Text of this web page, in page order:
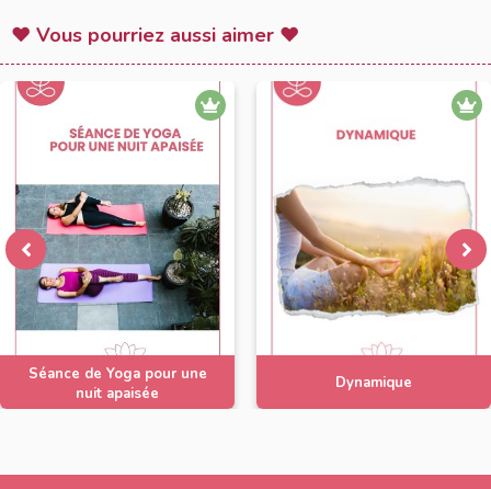
♥ Vous pourriez aussi aimer ♥
Séance de Yoga pour une
nuit apaisée
Dynamique